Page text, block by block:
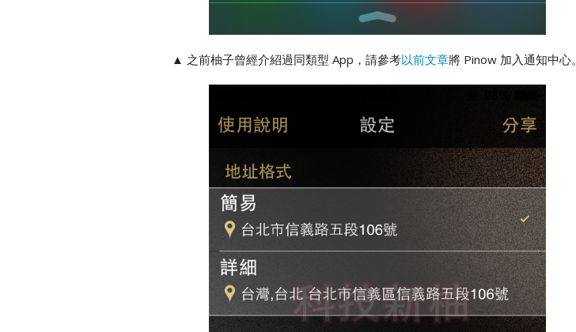
▲ 之前柚子曾經介紹過同類型 App，請參考以前文章將 Pinow 加入通知中心。